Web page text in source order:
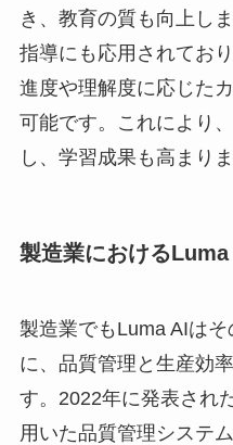
き、教育の質も向上し
指導にも応用されてお
進度や理解度に応じた
可能です。これにより
し、学習成果も高まりま
製造業におけるLuma
製造業でもLuma AIは
に、品質管理と生産効
す。2022年に発表され
用いた品質管理システ